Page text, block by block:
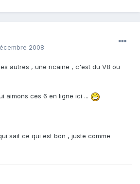
2008
autres , une ricaine , c'est du V8 ou
aimons ces 6 en ligne ici ...
sait ce qui est bon , juste comme